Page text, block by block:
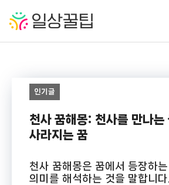
인기글
천사 꿈해몽: 천사를 만나는
사라지는 꿈
천사 꿈해몽은 꿈에서 등장하
의미를 해석하는 것을 말합니